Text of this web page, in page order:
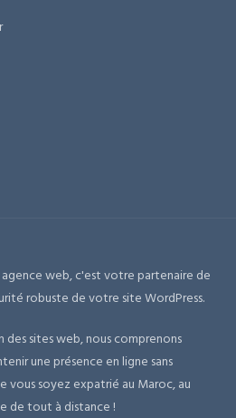
web, c'est votre partenaire de
robuste de votre site WordPress.
sites web, nous comprenons
une présence en ligne sans
vous soyez expatrié au Maroc, au
de tout à distance !